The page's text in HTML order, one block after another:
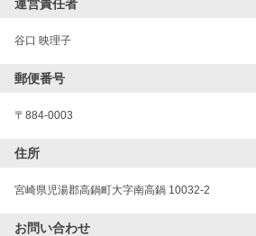
運営責任者
谷口 映理子
郵便番号
〒884-0003
住所
宮崎県児湯郡高鍋町大字南高鍋 10032-2
お問い合わせ